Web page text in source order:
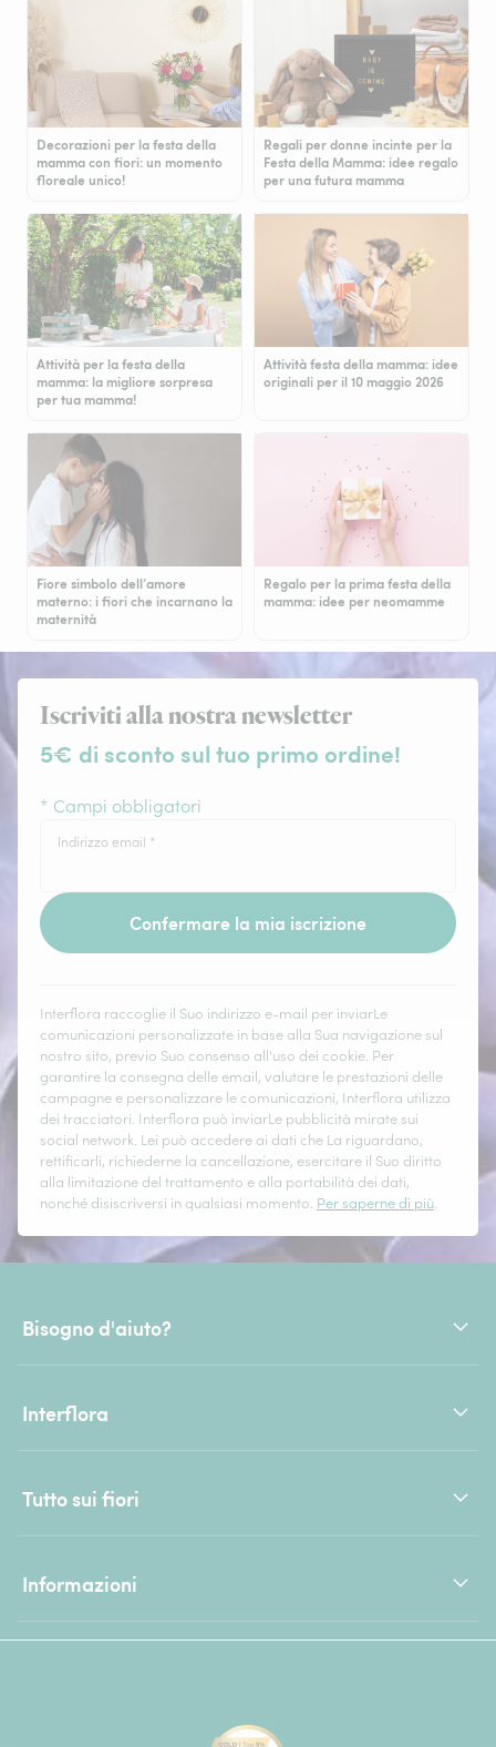
Decorazioni per la festa della
mamma con fiori: un momento
floreale unico!
Regali per donne incinte per la
Festa della Mamma: idee regalo
per una futura mamma
Attività per la festa della
mamma: la migliore sorpresa
per tua mamma!
Attività festa della mamma: idee
originali per il 10 maggio 2026
Fiore simbolo dell’amore
materno: i fiori che incarnano la
maternità
Regalo per la prima festa della
mamma: idee per neomamme
Iscriviti alla nostra newsletter
5€ di sconto sul tuo primo ordine!
* Campi obbligatori
Indirizzo email *
Confermare la mia iscrizione
Interflora raccoglie il Suo indirizzo e-mail per inviarLe
comunicazioni personalizzate in base alla Sua navigazione sul
nostro sito, previo Suo consenso all'uso dei cookie. Per
garantire la consegna delle email, valutare le prestazioni delle
campagne e personalizzare le comunicazioni, Interflora utilizza
dei tracciatori. Interflora può inviarLe pubblicità mirate sui
social network. Lei può accedere ai dati che La riguardano,
rettificarli, richiederne la cancellazione, esercitare il Suo diritto
alla limitazione del trattamento e alla portabilità dei dati,
nonché disiscriversi in qualsiasi momento. Per saperne di più.
Bisogno d'aiuto?
Interflora
Tutto sui fiori
Informazioni